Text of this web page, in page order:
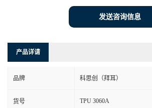
发送咨询信息
产品详请
品牌 科思创（拜耳）
货号 TPU 3060A